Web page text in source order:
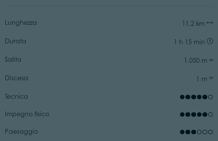
Lunghezza 11,2 km
Durata 1 h 15 min
Salita 1.050 m
Discesa 1 m
Tecnica
Impegno fisico
Paesaggio